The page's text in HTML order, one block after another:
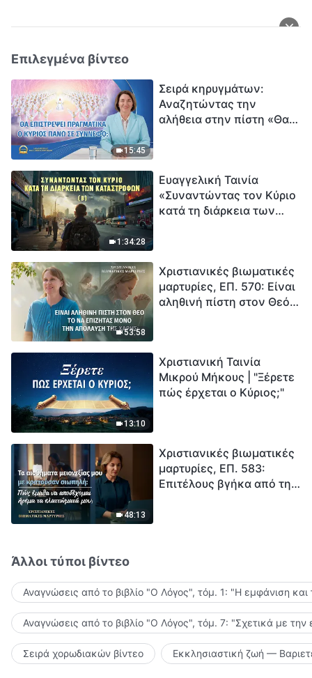
Επιλεγμένα βίντεο
15:45
Σειρά κηρυγμάτων:
Αναζητώντας την
αλήθεια στην πίστη «Θα
1:34:28
Ευαγγελική Ταινία
«Συναντώντας τον Κύριο
κατά τη διάρκεια των
εξαφάνισης». Οι
καταστροφές χτυπούν.
Ξεκινά η αντίστροφη
53:58
Χριστιανικές βιωματικές
μαρτυρίες, ΕΠ. 570: Είναι
αληθινή πίστη στον Θεό
13:10
Χριστιανική Ταινία
Μικρού Μήκους | "Ξέρετε
πώς έρχεται ο Κύριος;"
48:13
Χριστιανικές βιωματικές
μαρτυρίες, ΕΠ. 583:
Επιτέλους βγήκα από τη
Άλλοι τύποι βίντεο
Αναγνώσεις από το βιβλίο "Ο Λόγος", τόμ. 1: "Η εμφάνιση
Αναγνώσεις από το βιβλίο "Ο Λόγος", τόμ. 7: "Σχετικά με την
Σειρά χορωδιακών βίντεο Εκκλησιαστική ζωή —